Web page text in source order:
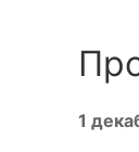
1